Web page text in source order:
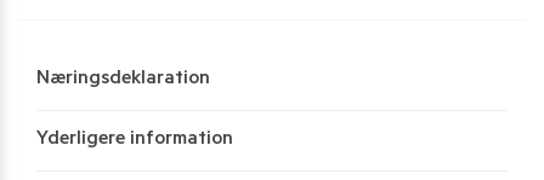
Næringsdeklaration
Yderligere information